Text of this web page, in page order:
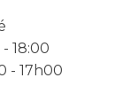
18:00
- 17h00